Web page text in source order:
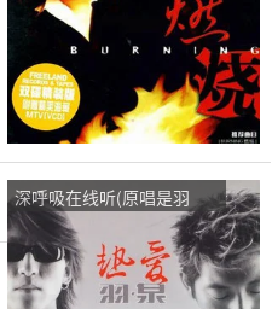
深呼吸在线听(原唱是羽
泉)，甘心情愿演唱点播:14
次